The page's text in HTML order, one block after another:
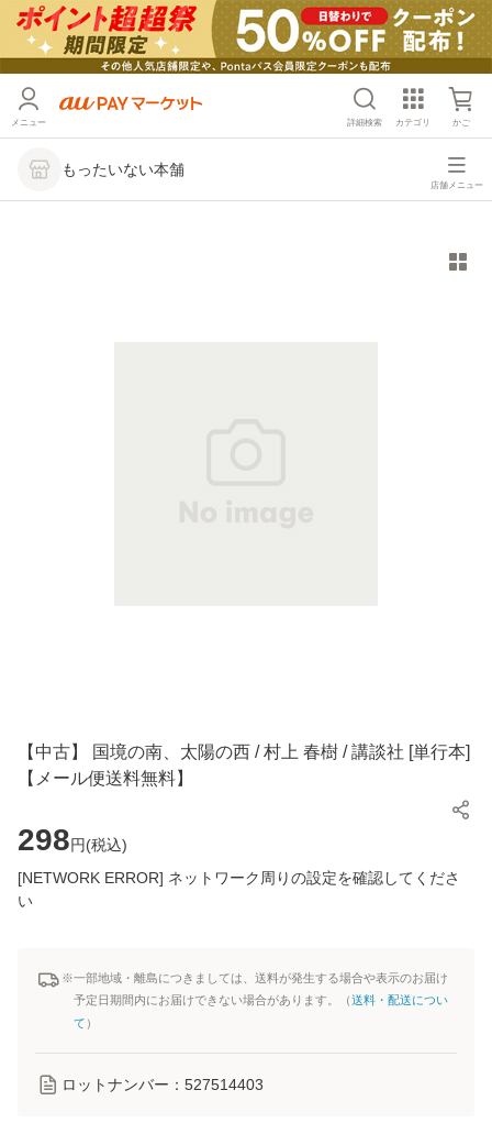
メニュー 詳細検索 カテゴリ かご
もったいない本舗
店舗メニュー
【中古】 国境の南、太陽の西 / 村上 春樹 / 講談社 [単行本]
【メール便送料無料】
298円(税込)
[NETWORK ERROR] ネットワーク周りの設定を確認してくださ
い
※一部地域・離島につきましては、送料が発生する場合や表示のお届け
予定日期間内にお届けできない場合があります。（送料・配送につい
て ）
ロットナンバー： 527514403